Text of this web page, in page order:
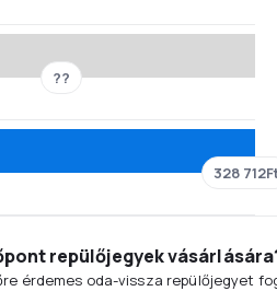
??
328
repülőjegyek
érdemes oda-vissza repülőjegyet